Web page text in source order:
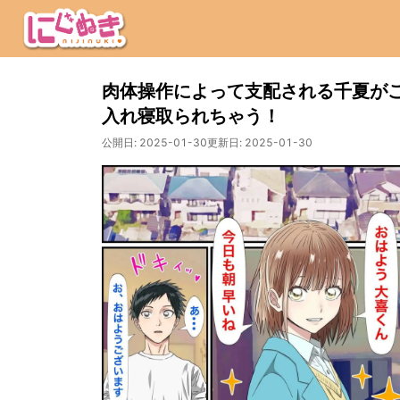
肉体操作によって支配される千夏が
入れ寝取られちゃう！
公開日: 2025-01-30更新日: 2025-01-30